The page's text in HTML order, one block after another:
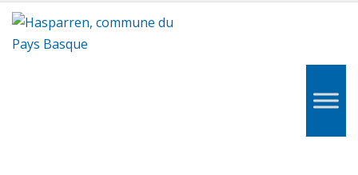
Hasparren,
Hazparne,